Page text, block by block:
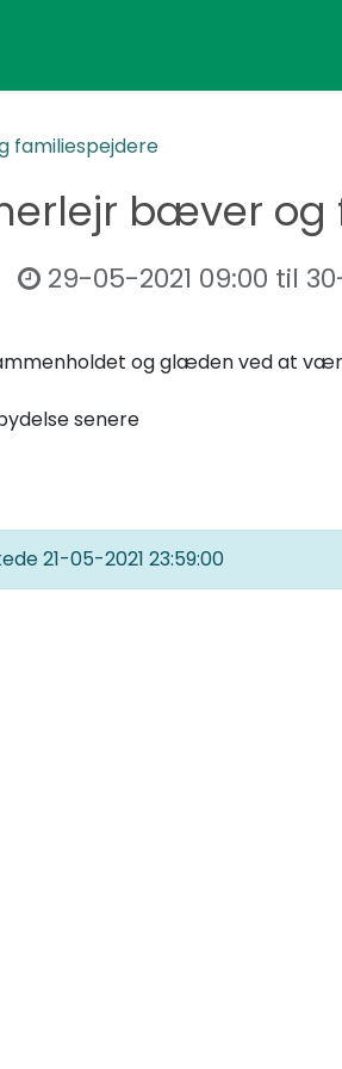
familiespejdere
bæver og
29-05-2021 09:00 til
og glæden ved at
senere
21-05-2021 23:59:00